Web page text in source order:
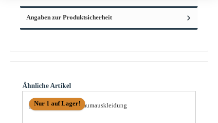
Angaben zur Produktsicherheit
Produktgalerie überspringen
Ähnliche Artikel
Nur 1 auf Lager!